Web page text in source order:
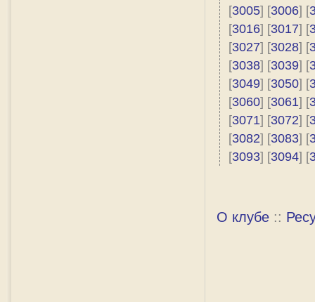
[3005] [3006] [
[3016] [3017] [
[3027] [3028] [
[3038] [3039] [
[3049] [3050] [
[3060] [3061] [
[3071] [3072] [
[3082] [3083] [
[3093] [3094] [
О клубе ::